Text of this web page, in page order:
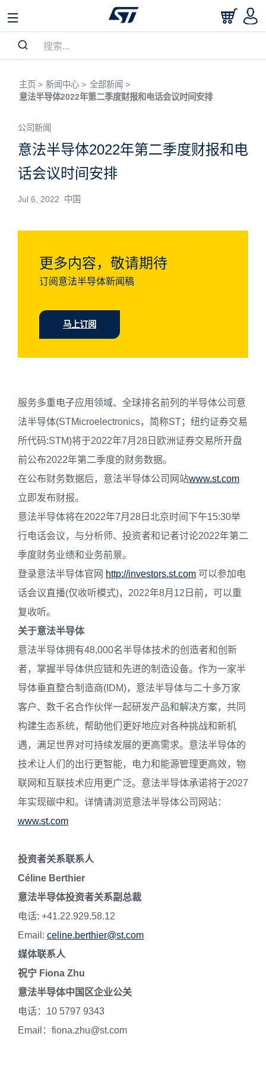
主页 > 新闻中心 > 全部新闻 >
意法半导体2022年第二季度财报和电话会议时间安排
公司新闻
意法半导体2022年第二季度财报和电
话会议时间安排
Jul 6, 2022 中国
更多内容，敬请期待
订阅意法半导体新闻稿
马上订阅
服务多重电子应用领域、全球排名前列的半导体公司意
法半导体(STMicroelectronics，简称ST；纽约证券交易
所代码:STM)将于2022年7月28日欧洲证券交易所开盘
前公布2022年第二季度的财务数据。
在公布财务数据后，意法半导体公司网站www.st.com
立即发布财报。
意法半导体将在2022年7月28日北京时间下午15:30举
行电话会议，与分析师、投资者和记者讨论2022年第二
季度财务业绩和业务前景。
登录意法半导体官网 http://investors.st.com 可以参加电
话会议直播(仅收听模式)，2022年8月12日前，可以重
复收听。
关于意法半导体
意法半导体拥有48,000名半导体技术的创造者和创新
者，掌握半导体供应链和先进的制造设备。作为一家半
导体垂直整合制造商(IDM)，意法半导体与二十多万家
客户、数千名合作伙伴一起研发产品和解决方案，共同
构建生态系统，帮助他们更好地应对各种挑战和新机
遇，满足世界对可持续发展的更高需求。意法半导体的
技术让人们的出行更智能，电力和能源管理更高效，物
联网和互联技术应用更广泛。意法半导体承诺将于2027
年实现碳中和。详情请浏览意法半导体公司网站：
www.st.com
投资者关系联系人
Céline Berthier
意法半导体投资者关系副总裁
电话: +41.22.929.58.12
Email: celine.berthier@st.com
媒体联系人
祝宁 Fiona Zhu
意法半导体中国区企业公关
电话：10 5797 9343
Email：fiona.zhu@st.com